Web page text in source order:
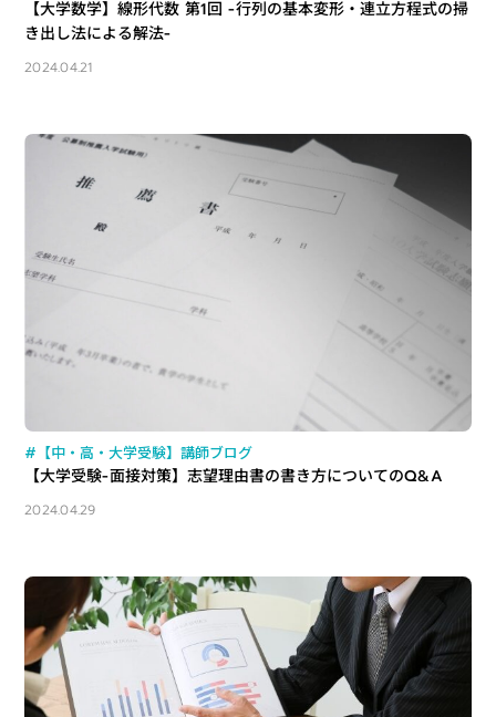
【大学数学】線形代数 第1回 -行列の基本変形・連立方程式の掃
き出し法による解法-
2024.04.21
#【中・高・大学受験】講師ブログ
【大学受験-面接対策】志望理由書の書き方についてのQ&A
2024.04.29